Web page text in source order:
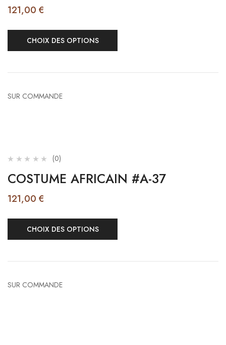
121,00 €
CHOIX DES OPTIONS
SUR COMMANDE
(0)
COSTUME AFRICAIN #A-37
121,00 €
CHOIX DES OPTIONS
SUR COMMANDE